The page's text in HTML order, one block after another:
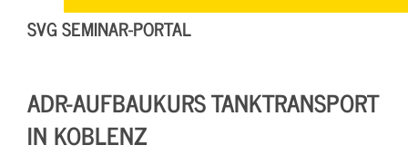
SVG SEMINAR-PORTAL
ADR-AUFBAUKURS TANKTRANSPORT
IN KOBLENZ